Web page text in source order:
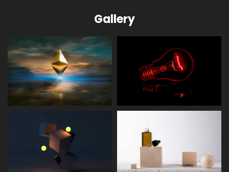
Gallery